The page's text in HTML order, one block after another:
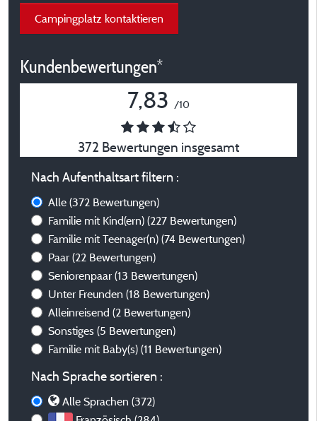
Campingplatz kontaktieren
Kundenbewertungen*
7,83 /10
372 Bewertungen insgesamt
Nach Aufenthaltsart filtern :
Alle (372 Bewertungen)
Familie mit Kind(ern) (227 Bewertungen)
Familie mit Teenager(n) (74 Bewertungen)
Paar (22 Bewertungen)
Seniorenpaar (13 Bewertungen)
Unter Freunden (18 Bewertungen)
Alleinreisend (2 Bewertungen)
Sonstiges (5 Bewertungen)
Familie mit Baby(s) (11 Bewertungen)
Nach Sprache sortieren :
Alle Sprachen (372)